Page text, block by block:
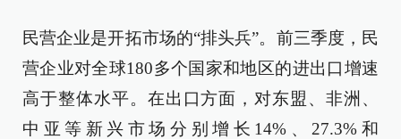
民营企业是开拓市场的“排头兵”。前三季度，民
营企业对全球180多个国家和地区的进出口增速
高于整体水平。在出口方面，对东盟、非洲、
中亚等新兴市场分别增长14%、27.3%和